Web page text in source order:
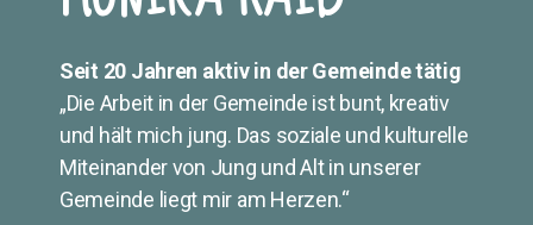
Seit 20 Jahren aktiv in der Gemeinde tätig
„Die Arbeit in der Gemeinde ist bunt, kreativ
und hält mich jung. Das soziale und kulturelle
Miteinander von Jung und Alt in unserer
Gemeinde liegt mir am Herzen.“